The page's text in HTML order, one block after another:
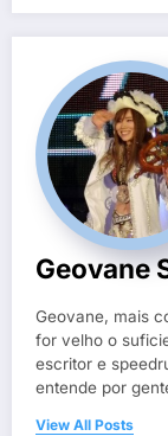
Geovane
Geovane, mais
for velho o
escritor e
entende por
View All Posts